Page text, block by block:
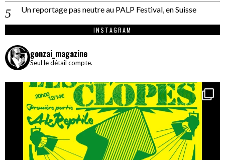
Un reportage pas neutre au PALP Festival, en Suisse
INSTAGRAM
gonzai_magazine
Seul le détail compte.